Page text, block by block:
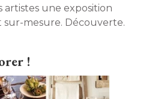
artistes une exposition
mesure. Découverte.
!